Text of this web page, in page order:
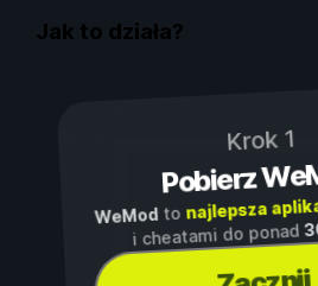
Jak to działa?
Krok 1
Pobierz
WeModto najlepsza
i cheatami do ponad